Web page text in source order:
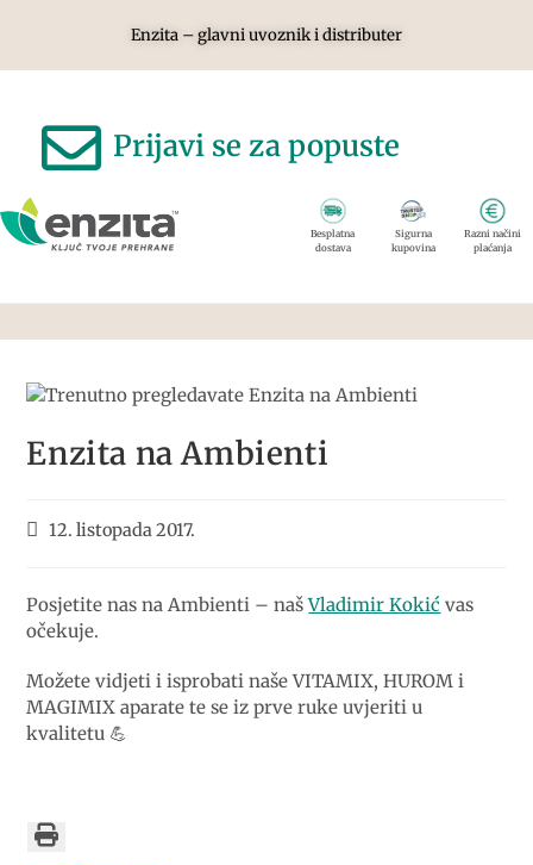
Enzita – glavni uvoznik i distributer
Prijavi se za popuste
Besplatna
dostava
Sigurna
kupovina
Razni načini
plaćanja
Enzita na Ambienti
12. listopada 2017.
Posjetite nas na Ambienti – našVladimir Kokić vas
očekuje.
Možete vidjeti i isprobati naše VITAMIX, HUROM i
MAGIMIX aparate te se iz prve ruke uvjeriti u
kvalitetu 💪